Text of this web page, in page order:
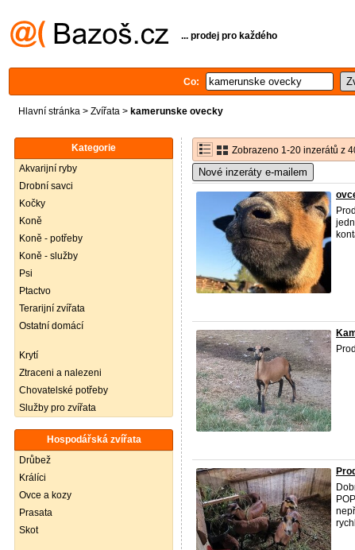
... prodej pro každého
Co:
Hlavní stránka > Zvířata > kamerunske ovecky
Kategorie
Akvarijní ryby
Drobní savci
Kočky
Koně
Koně - potřeby
Koně - služby
Psi
Ptactvo
Terarijní zvířata
Ostatní domácí
Krytí
Ztraceni a nalezeni
Chovatelské potřeby
Služby pro zvířata
Hospodářská zvířata
Drůbež
Králíci
Ovce a kozy
Prasata
Skot
Zobrazeno 1-20 inzerátů z
Nové inzeráty e-mailem